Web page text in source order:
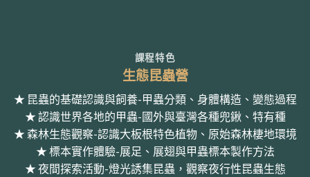
課程特色
生態昆蟲營
★ 昆蟲的基礎認識與飼養-甲蟲分類、身體構造、變態過程
★ 認識世界各地的甲蟲-國外與臺灣各種兜鍬、特有種
★ 森林生態觀察-認識大板根特色植物、原始森林棲地環境
★ 標本實作體驗-展足、展翅與甲蟲標本製作方法
★ 夜間探索活動-燈光誘集昆蟲，觀察夜行性昆蟲生態